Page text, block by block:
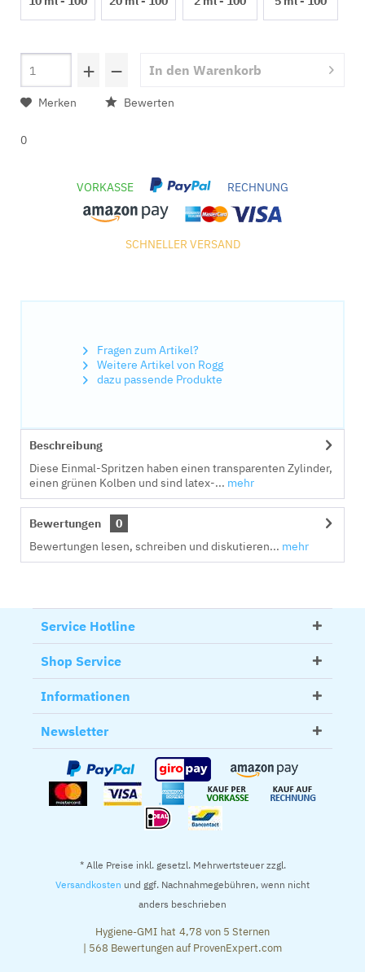
+ − In den Warenkorb
Merken Bewerten
0
VORKASSE RECHNUNG
SCHNELLER VERSAND
Fragen zum Artikel?
Weitere Artikel von Rogg
dazu passende Produkte
Beschreibung
Diese Einmal-Spritzen haben einen transparenten Zylinder,
einen grünen Kolben und sind latex-... mehr
Bewertungen
0
Bewertungen lesen, schreiben und diskutieren... mehr
Service Hotline
Shop Service
Informationen
Newsletter
* Alle Preise inkl. gesetzl. Mehrwertsteuer zzgl.
Versandkosten und ggf. Nachnahmegebühren, wenn nicht
anders beschrieben
Hygiene-GMI hat 4,78 von 5 Sternen
| 568 Bewertungen auf ProvenExpert.com